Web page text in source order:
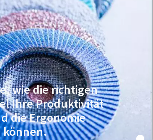
wie die richtigen
Ihre Produktivität
die Ergonomie
können.